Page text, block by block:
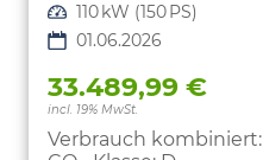
Leistung 110 kW (150 PS)
01.06.2026
33.489,99 €
incl. 19% MwSt.
Verbrauch kombiniert: